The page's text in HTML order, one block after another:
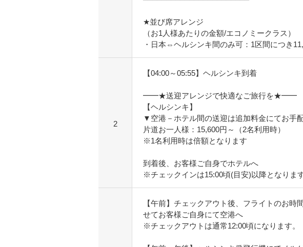
★並び席アレンジ
（お1人様あたりの金額/エコノミークラス）
・日本⇔ヘルシンキ間のみ可：1区間につき
2
【04:00～05:55】ヘルシンキ到着
━━★送迎アレンジで快適なご旅行を★━━
【ヘルシンキ】
▼空港－ホテル間の送迎は追加料金にてお手
片道お一人様：15,600円～（2名利用時）
※1名利用時は倍額となります
到着後、お客様ご自身でホテルへ
※チェックインは15:00頃(目安)以降となりま
【午前】チェックアウト後、フライトのお時
せてお客様ご自身にて空港へ
※チェックアウトは通常12:00頃になります。